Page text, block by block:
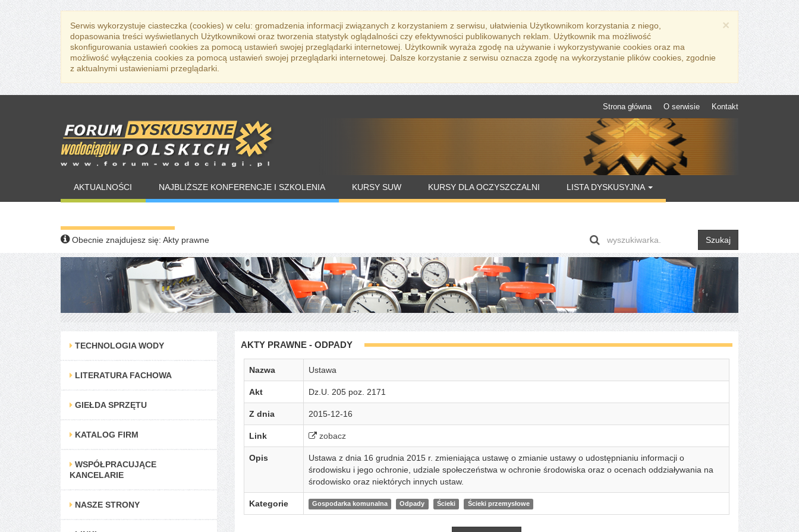
×
Serwis wykorzystuje ciasteczka (cookies) w celu: gromadzenia informacji związanych z korzystaniem z serwisu, ułatwienia Użytkownikom korzystania z niego,
dopasowania treści wyświetlanych Użytkownikowi oraz tworzenia statystyk oglądalności czy efektywności publikowanych reklam. Użytkownik ma możliwość
skonfigurowania ustawień cookies za pomocą ustawień swojej przeglądarki internetowej. Użytkownik wyraża zgodę na używanie i wykorzystywanie cookies oraz ma
możliwość wyłączenia cookies za pomocą ustawień swojej przeglądarki internetowej. Dalsze korzystanie z serwisu oznacza zgodę na wykorzystanie plików cookies, zgodnie
z aktualnymi ustawieniami przeglądarki.
Strona główna O serwisie Kontakt
AKTUALNOŚCI NAJBLIŻSZE KONFERENCJE I SZKOLENIA KURSY SUW KURSY DLA OCZYSZCZALNI LISTA DYSKUSYJNA
Obecnie znajdujesz się: Akty prawne Szukaj
TECHNOLOGIA WODY
LITERATURA FACHOWA
GIEŁDA SPRZĘTU
KATALOG FIRM
WSPÓŁPRACUJĄCE
KANCELARIE
NASZE STRONY
AKTY PRAWNE - ODPADY
Nazwa Ustawa
Akt Dz.U. 205 poz. 2171
Z dnia 2015-12-16
Link zobacz
Opis
Ustawa z dnia 16 grudnia 2015 r. zmieniająca ustawę o zmianie ustawy o udostępnianiu informacji o
środowisku i jego ochronie, udziale społeczeństwa w ochronie środowiska oraz o ocenach oddziaływania na
środowisko oraz niektórych innych ustaw.
Kategorie Gospodarka komunalna Odpady Ścieki Ścieki przemysłowe